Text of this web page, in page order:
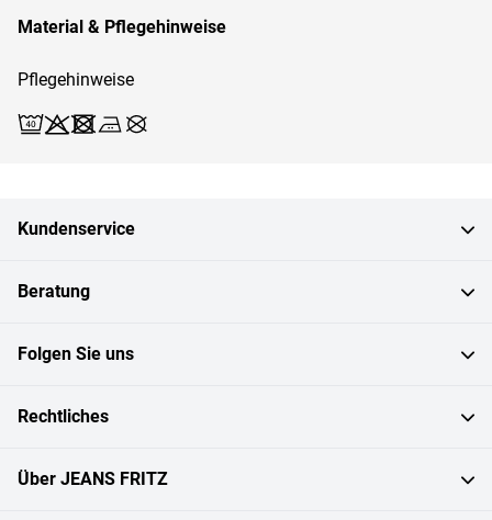
Material & Pflegehinweise
Pflegehinweise
Kundenservice
Beratung
Folgen Sie uns
Rechtliches
Über JEANS FRITZ